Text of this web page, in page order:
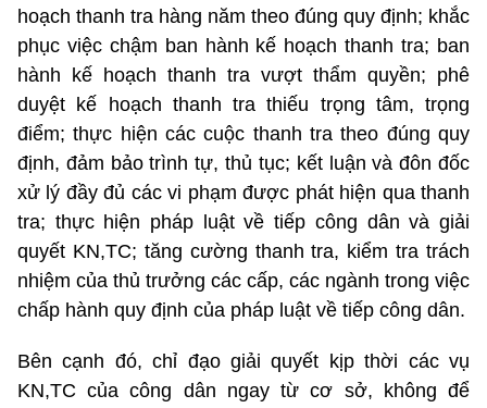
hoạch thanh tra hàng năm theo đúng quy định; khắc
phục việc chậm ban hành kế hoạch thanh tra; ban
hành kế hoạch thanh tra vượt thẩm quyền; phê
duyệt kế hoạch thanh tra thiếu trọng tâm, trọng
điểm; thực hiện các cuộc thanh tra theo đúng quy
định, đảm bảo trình tự, thủ tục; kết luận và đôn đốc
xử lý đầy đủ các vi phạm được phát hiện qua thanh
tra; thực hiện pháp luật về tiếp công dân và giải
quyết KN,TC; tăng cường thanh tra, kiểm tra trách
nhiệm của thủ trưởng các cấp, các ngành trong việc
chấp hành quy định của pháp luật về tiếp công dân.
Bên cạnh đó, chỉ đạo giải quyết kịp thời các vụ
KN,TC của công dân ngay từ cơ sở, không để